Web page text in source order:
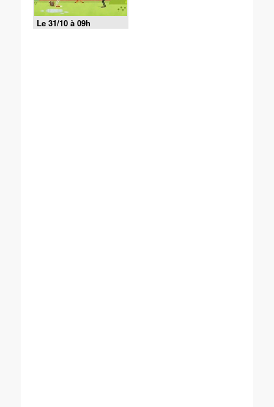
Le 31/10 à 09h